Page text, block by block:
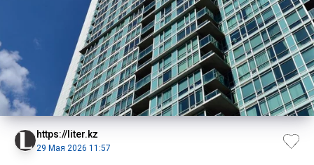
https://liter.kz
29 Мая 2026 11:57